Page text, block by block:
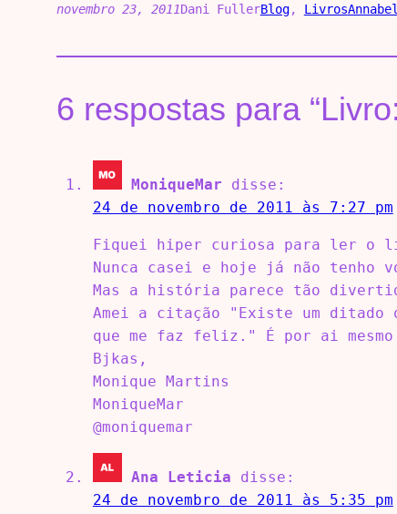
novembro 23, 2011Dani FullerBlog, Livros
6 respostas para
MoniqueMar
disse:
24 de novembro de 2011 às 7:27 pm
Fiquei hiper curiosa para ler o
Nunca casei e hoje já não tenho
Mas a história parece tão
Amei a citação "Existe um
que me faz feliz." É por ai mesmo
Bjkas,
Monique Martins
MoniqueMar
@moniquemar
Ana Leticia
disse:
24 de novembro de 2011 às 5:35 pm